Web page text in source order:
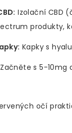
Izolační CBD
produkty,
Kapky s
Začněte s 5-10mg
očí